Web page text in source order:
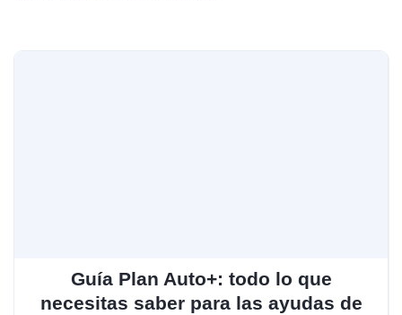
Guía Plan Auto+: todo lo que
necesitas saber para las ayudas de